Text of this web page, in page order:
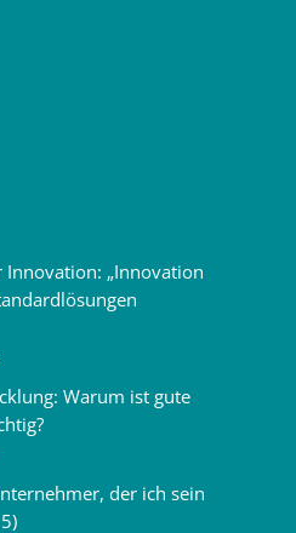
Innovation: „Innovation
Warum ist gute
der ich sein